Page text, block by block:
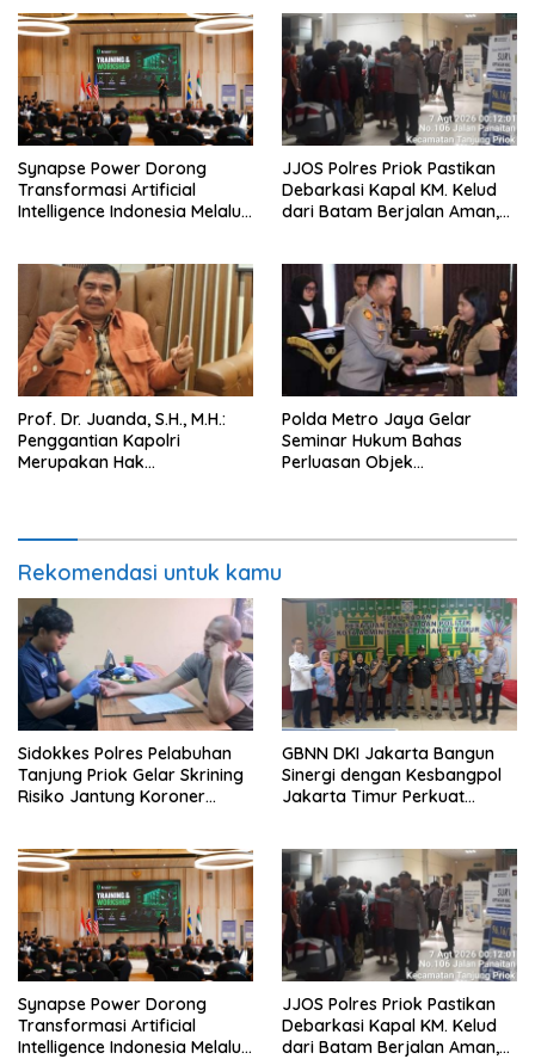
Synapse Power Dorong
Transformasi Artificial
Intelligence Indonesia Melalui
JJOS Polres Priok Pastikan
Debarkasi Kapal KM. Kelud
dari Batam Berjalan Aman,
Prof. Dr. Juanda, S.H., M.H.:
Penggantian Kapolri
Merupakan Hak
Polda Metro Jaya Gelar
Seminar Hukum Bahas
Perluasan Objek
Rekomendasi untuk kamu
Sidokkes Polres Pelabuhan
Tanjung Priok Gelar Skrining
Risiko Jantung Koroner
GBNN DKI Jakarta Bangun
Sinergi dengan Kesbangpol
Jakarta Timur Perkuat
Synapse Power Dorong
Transformasi Artificial
Intelligence Indonesia Melalui
JJOS Polres Priok Pastikan
Debarkasi Kapal KM. Kelud
dari Batam Berjalan Aman,